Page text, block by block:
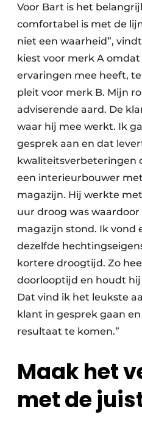
Voor Bart is het
comfortabel is met de
niet een waarheid”,
kiest voor merk A
ervaringen mee heeft,
pleit voor merk B. Mijn
adviserende aard. De
waar hij mee werkt. Ik
gesprek aan en dat
kwaliteitsverbeteringen
een interieurbouwer
magazijn. Hij werkte
uur droog was
magazijn stond. Ik vond
dezelfde
kortere droogtijd. Zo
doorlooptijd en houdt
Dat vind ik het leukste
klant in gesprek gaan
resultaat te komen.”
Maak het
met de